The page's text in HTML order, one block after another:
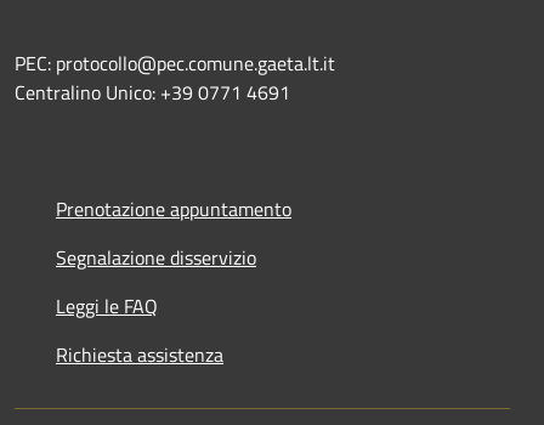
PEC: protocollo@pec.comune.gaeta.lt.it
Centralino Unico: +39 0771 4691
Prenotazione appuntamento
Segnalazione disservizio
Leggi le FAQ
Richiesta assistenza